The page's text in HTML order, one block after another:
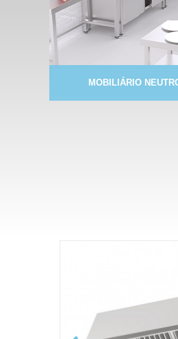
MOBILIÁRIO